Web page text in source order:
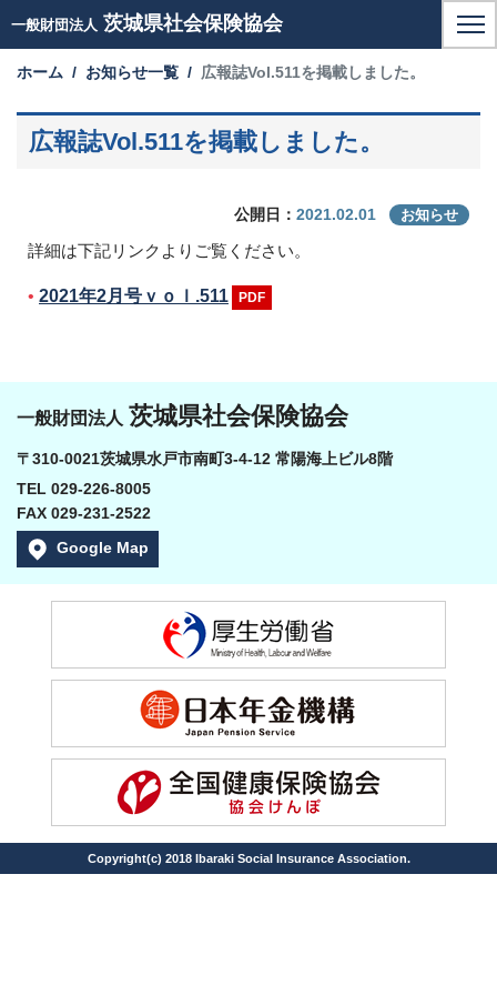
一般財団法人 茨城県社会保険協会
ホーム お知らせ一覧 広報誌Vol.511を掲載しました。
広報誌Vol.511を掲載しました。
公開日： 2021.02.01 お知らせ
詳細は下記リンクよりご覧ください。
2021年2月号ｖｏｌ.511
一般財団法人 茨城県社会保険協会
〒310-0021茨城県水戸市南町3-4-12 常陽海上ビル8階
TEL 029-226-8005
FAX 029-231-2522
Google Map
Copyright(c) 2018 Ibaraki Social Insurance Association.